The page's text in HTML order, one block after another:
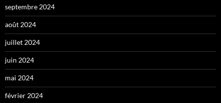
septembre 2024
août 2024
juillet 2024
juin 2024
mai 2024
février 2024